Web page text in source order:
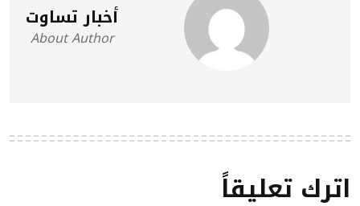
أخبار تساوت
About Author
اترك تعليقاً